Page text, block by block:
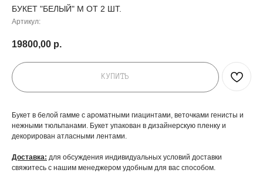
БУКЕТ "БЕЛЫЙ" M ОТ 2 ШТ.
Артикул:
19800,00 р.
КУПИТЬ
Букет в белой гамме с ароматными гиацинтами, веточками генисты и
нежными тюльпанами. Букет упакован в дизайнерскую пленку и
декорирован атласными лентами.
Доставка: для обсуждения индивидуальных условий доставки
свяжитесь с нашим менеджером удобным для вас способом.